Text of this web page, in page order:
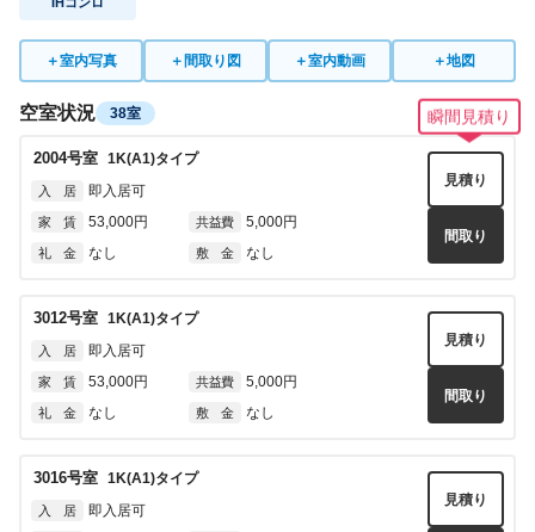
＋室内写真 ＋ 間取り図 ＋室内動画 ＋地図
空室状況 38室 瞬間見積り
2004号室 1K(A1)タイプ
入 居 即入居可
家 賃 53,000円 共益費 5,000円
礼 金 なし 敷 金 なし
見積り
間取り
3012号室 1K(A1)タイプ
入 居 即入居可
家 賃 53,000円 共益費 5,000円
礼 金 なし 敷 金 なし
見積り
間取り
3016号室 1K(A1)タイプ
入 居 即入居可
見積り